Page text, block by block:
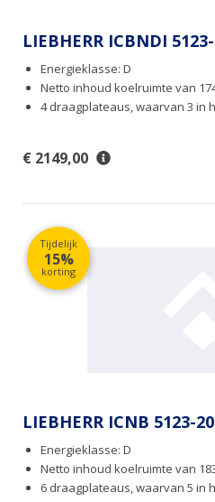
LIEBHERR ICBNDI
Energieklasse: D
Netto inhoud koelruimte van
4 draagplateaus, waarvan 3 in
€ 2149,00
Tijdelijk
15%
korting
LIEBHERR ICNB 5123-20
Energieklasse: D
Netto inhoud koelruimte van
6 draagplateaus, waarvan 5 in